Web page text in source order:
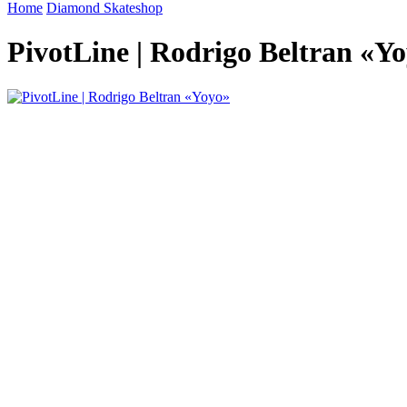
Home Diamond Skateshop
PivotLine | Rodrigo Beltran